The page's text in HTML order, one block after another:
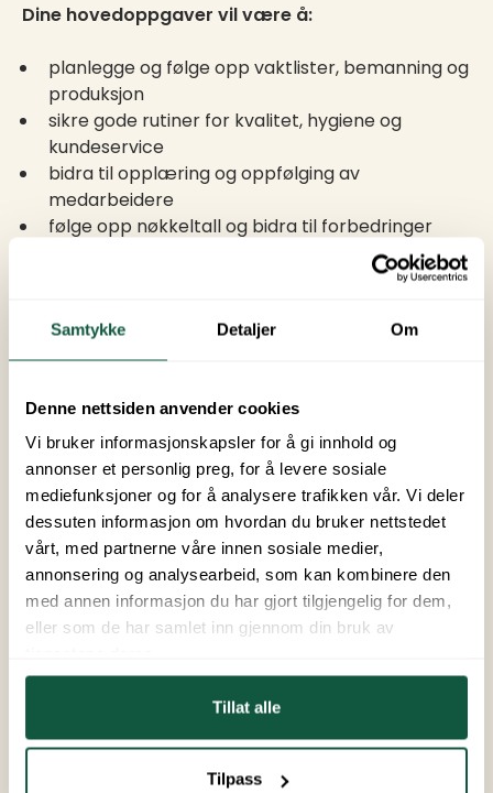
Samtykke Detaljer Om
Denne nettsiden anvender cookies
Vi bruker informasjonskapsler for å gi innhold og
annonser et personlig preg, for å levere sosiale
mediefunksjoner og for å analysere trafikken vår. Vi deler
dessuten informasjon om hvordan du bruker nettstedet
vårt, med partnerne våre innen sosiale medier,
annonsering og analysearbeid, som kan kombinere den
med annen informasjon du har gjort tilgjengelig for dem,
eller som de har samlet inn gjennom din bruk av
Tillat alle
Tilpass
Dine hovedoppgaver vil være å:
planlegge og følge opp vaktlister, bemanning og
produksjon
sikre gode rutiner for kvalitet, hygiene og
kundeservice
bidra til opplæring og oppfølging av
medarbeidere
følge opp nøkkeltall og bidra til forbedringer
delta aktivt i produksjon, renhold og ved behov
Vi ser for oss at du:
serveringssted eller annen kundeservice –
gjerne med noe ansvar fra tidligere
tar ansvar i arbeidshverdagen og bidrar til
struktur og fremdrift
trives med variert tempo – med perioder der
det er høyt trykk, og andre hvor man får tid til å
jobbe godt med oppgaver og rutiner
er serviceinnstilt og opptatt av gode
opplevelser for både kunder og kollegaer
godt arbeidsmiljø
snakker og forstår norsk godt nok til å følge opp
har førerkort klasse B